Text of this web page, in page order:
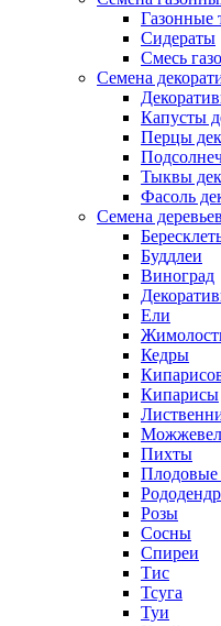
Газонные
Сидераты
Смесь
Семена
Капусты
Перцы
Тыквы
Фасоль
Семена
Буддлеи
Виноград
Ели
Кедры
Кипарисы
Пихты
Плодовые
Розы
Сосны
Спиреи
Тис
Тсуга
Туи